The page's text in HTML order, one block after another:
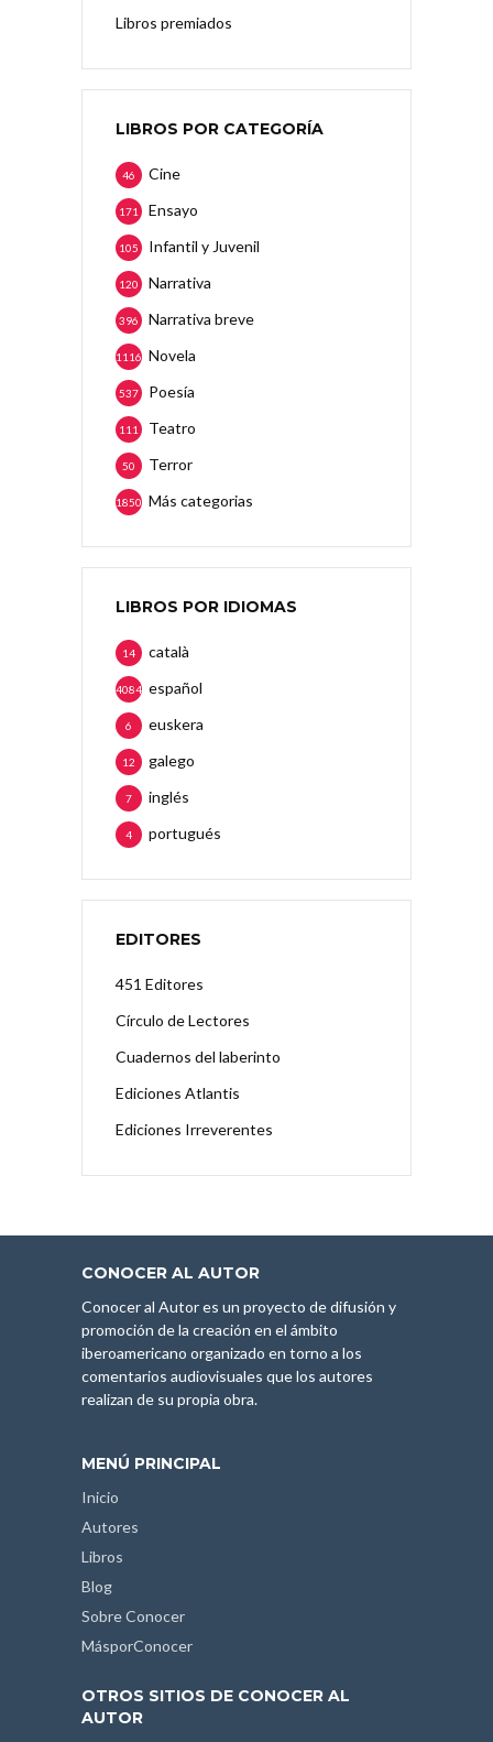
Libros premiados
LIBROS POR CATEGORÍA
Cine
46
Ensayo
171
Infantil y Juvenil
105
Narrativa
120
Narrativa breve
396
Novela
1116
Poesía
537
Teatro
111
Terror
50
Más categorias
1850
LIBROS POR IDIOMAS
català
14
español
4084
euskera
6
galego
12
inglés
7
portugués
4
EDITORES
451 Editores
Círculo de Lectores
Cuadernos del laberinto
Ediciones Atlantis
Ediciones Irreverentes
CONOCER AL AUTOR
Conocer al Autor es un proyecto de difusión y
promoción de la creación en el ámbito
iberoamericano organizado en torno a los
comentarios audiovisuales que los autores
realizan de su propia obra.
MENÚ PRINCIPAL
Inicio
Autores
Libros
Blog
Sobre Conocer
MásporConocer
OTROS SITIOS DE CONOCER AL
AUTOR